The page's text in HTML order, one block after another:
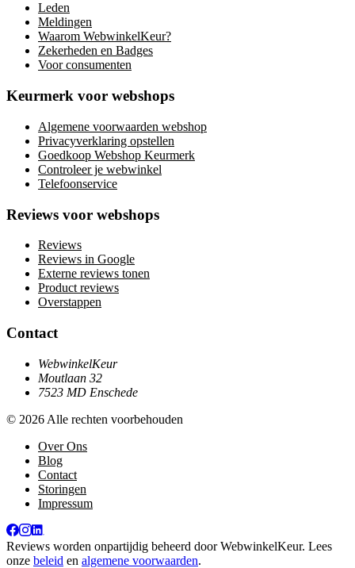
Leden
Meldingen
Waarom WebwinkelKeur?
Zekerheden en Badges
Voor consumenten
Keurmerk voor webshops
Algemene voorwaarden webshop
Privacyverklaring opstellen
Goedkoop Webshop Keurmerk
Controleer je webwinkel
Telefoonservice
Reviews voor webshops
Reviews
Reviews in Google
Externe reviews tonen
Product reviews
Overstappen
Contact
WebwinkelKeur
Moutlaan 32
7523 MD Enschede
© 2026 Alle rechten voorbehouden
Over Ons
Blog
Contact
Storingen
Impressum
Reviews worden onpartijdig beheerd doorWebwinkelKeur. Lees
onze beleid en algemene voorwaarden.